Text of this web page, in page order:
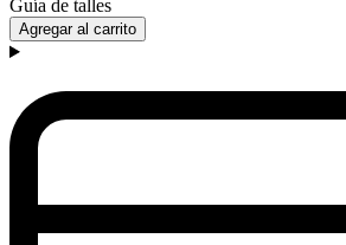
Guía de talles
Agregar al carrito